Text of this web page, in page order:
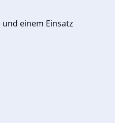
einem Einsatz